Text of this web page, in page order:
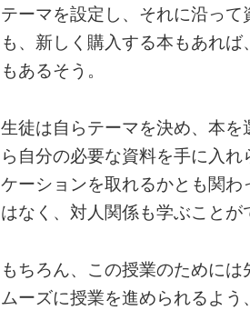
テーマを設定し、それに沿っ
も、新しく購入する本もあれ
もあるそう。
生徒は自らテーマを決め、本
ら自分の必要な資料を手に入
ケーションを取れるかとも関
はなく、対人関係も学ぶことが
もちろん、この授業のために
ムーズに授業を進められるよ